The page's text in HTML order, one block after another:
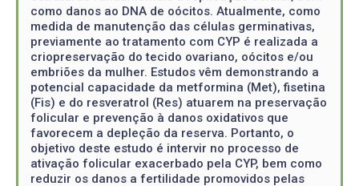
como danos ao DNA de oócitos. Atualmente, como
medida de manutenção das células germinativas,
previamente ao tratamento com CYP é realizada a
criopreservação do tecido ovariano, oócitos e/ou
embriões da mulher. Estudos vêm demonstrando a
potencial capacidade da metformina (Met), fisetina
(Fis) e do resveratrol (Res) atuarem na preservação
folicular e prevenção à danos oxidativos que
favorecem a depleção da reserva. Portanto, o
objetivo deste estudo é intervir no processo de
ativação folicular exacerbado pela CYP, bem como
reduzir os danos a fertilidade promovidos pelas